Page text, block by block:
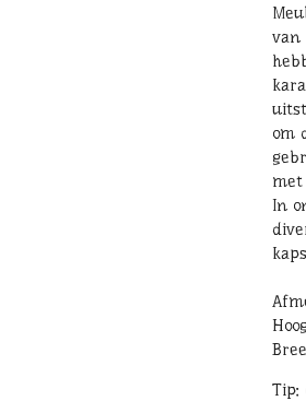
van
om
met
In
Tip: